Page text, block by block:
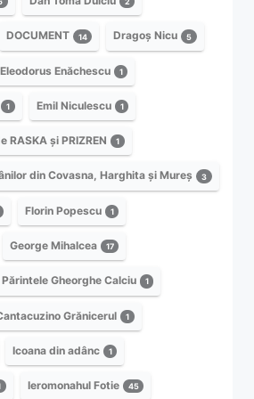
DOCUMENT 14 Dragoș Nicu 5
Eleodorus Enăchescu 1
1 Emil Niculescu 1
RASKA și PRIZREN 1
din Covasna, Harghita și Mureș 3
Florin Popescu 1
George Mihalcea 17
Părintele Gheorghe Calciu 1
Grănicerul 1
Icoana din adânc 1
Ieromonahul Fotie 45